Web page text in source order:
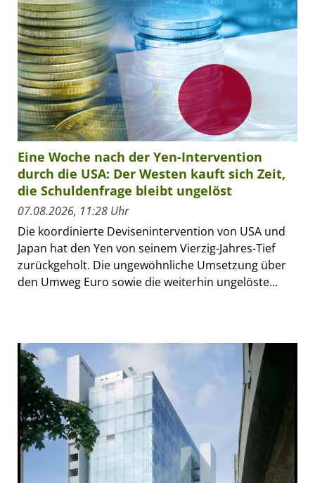
Eine Woche nach der Yen-Intervention
durch die USA: Der Westen kauft sich Zeit,
die Schuldenfrage bleibt ungelöst
07.08.2026, 11:28 Uhr
Die koordinierte Devisenintervention von USA und
Japan hat den Yen von seinem Vierzig-Jahres-Tief
zurückgeholt. Die ungewöhnliche Umsetzung über
den Umweg Euro sowie die weiterhin ungelöste...